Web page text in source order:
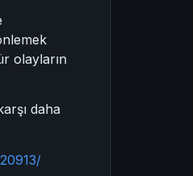
olayların
daha